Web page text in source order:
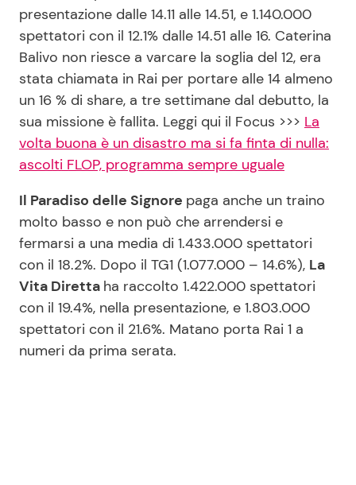
presentazione dalle 14.11 alle 14.51, e 1.140.000
spettatori con il 12.1% dalle 14.51 alle 16. Caterina
Balivo non riesce a varcare la soglia del 12, era
stata chiamata in Rai per portare alle 14 almeno
un 16 % di share, a tre settimane dal debutto, la
sua missione è fallita. Leggi qui il Focus >>> La
volta buona è un disastro ma si fa finta di nulla:
ascolti FLOP, programma sempre uguale
Il Paradiso delle Signore paga anche un traino
molto basso e non può che arrendersi e
fermarsi a una media di 1.433.000 spettatori
con il 18.2%. Dopo il TG1 (1.077.000 – 14.6%), La
Vita Diretta ha raccolto 1.422.000 spettatori
con il 19.4%, nella presentazione, e 1.803.000
spettatori con il 21.6%. Matano porta Rai 1 a
numeri da prima serata.